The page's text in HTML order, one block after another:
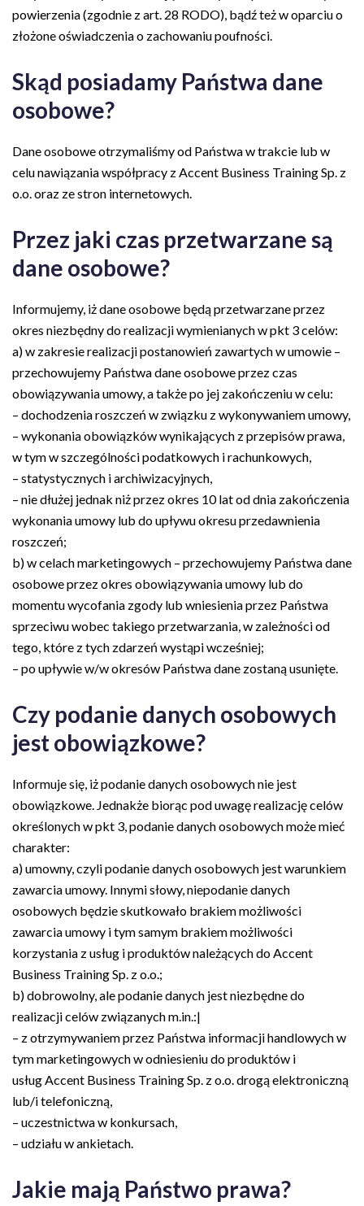
powierzenia (zgodnie z art. 28 RODO), bądź też w oparciu o
złożone oświadczenia o zachowaniu poufności.
Skąd posiadamy Państwa dane
osobowe?
Dane osobowe otrzymaliśmy od Państwa w trakcie lub w
celu nawiązania współpracy z Accent Business Training Sp. z
o.o. oraz ze stron internetowych.
Przez jaki czas przetwarzane są
dane osobowe?
Informujemy, iż dane osobowe będą przetwarzane przez
okres niezbędny do realizacji wymienianych w pkt 3 celów:
a) w zakresie realizacji postanowień zawartych w umowie –
przechowujemy Państwa dane osobowe przez czas
obowiązywania umowy, a także po jej zakończeniu w celu:
– dochodzenia roszczeń w związku z wykonywaniem umowy,
– wykonania obowiązków wynikających z przepisów prawa,
w tym w szczególności podatkowych i rachunkowych,
– statystycznych i archiwizacyjnych,
– nie dłużej jednak niż przez okres 10 lat od dnia zakończenia
wykonania umowy lub do upływu okresu przedawnienia
roszczeń;
b) w celach marketingowych – przechowujemy Państwa dane
osobowe przez okres obowiązywania umowy lub do
momentu wycofania zgody lub wniesienia przez Państwa
sprzeciwu wobec takiego przetwarzania, w zależności od
tego, które z tych zdarzeń wystąpi wcześniej;
– po upływie w/w okresów Państwa dane zostaną usunięte.
Czy podanie danych osobowych
jest obowiązkowe?
Informuje się, iż podanie danych osobowych nie jest
obowiązkowe. Jednakże biorąc pod uwagę realizację celów
określonych w pkt 3, podanie danych osobowych może mieć
charakter:
a) umowny, czyli podanie danych osobowych jest warunkiem
zawarcia umowy. Innymi słowy, niepodanie danych
osobowych będzie skutkowało brakiem możliwości
zawarcia umowy i tym samym brakiem możliwości
korzystania z usług i produktów należących do Accent
Business Training Sp. z o.o.;
b) dobrowolny, ale podanie danych jest niezbędne do
realizacji celów związanych m.in.:|
– z otrzymywaniem przez Państwa informacji handlowych w
tym marketingowych w odniesieniu do produktów i
usług Accent Business Training Sp. z o.o. drogą elektroniczną
lub/i telefoniczną,
– uczestnictwa w konkursach,
– udziału w ankietach.
Jakie mają Państwo prawa?